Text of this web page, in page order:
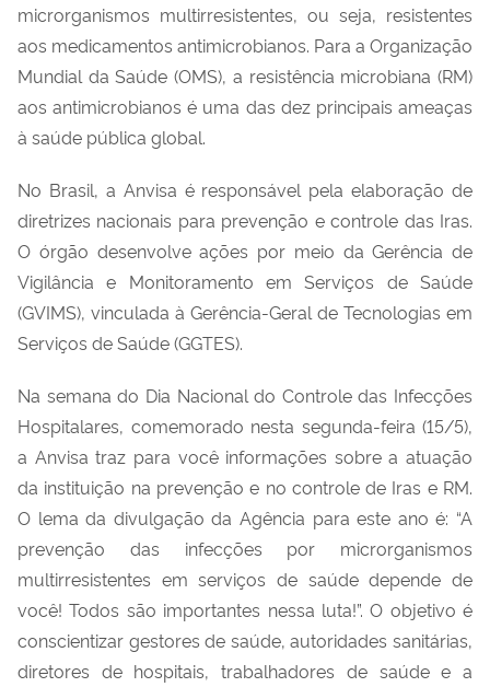
microrganismos multirresistentes, ou seja, resistentes
aos medicamentos antimicrobianos. Para a Organização
Mundial da Saúde (OMS), a resistência microbiana (RM)
aos antimicrobianosé uma das dezprincipais ameaças
à saúde pública global.
No Brasil, a Anvisa é responsável pela elaboração de
diretrizes nacionais para prevenção e controle das Iras.
O órgão desenvolve ações por meio da Gerência de
Vigilância e Monitoramento em Serviços de Saúde
(GVIMS), vinculada à Gerência-Geral de Tecnologias em
Serviços de Saúde (GGTES).
Na semana do Dia Nacional do Controle das Infecções
Hospitalares, comemorado nesta segunda-feira (15/5),
a Anvisa traz para você informações sobre a atuação
da instituição na prevenção e no controle de Iras e RM.
O lema da divulgação da Agência para este ano é: “A
prevenção das infecções por microrganismos
multirresistentes em serviços de saúde depende de
você! Todos são importantes nessa luta!”. O objetivo é
conscientizar gestores de saúde, autoridades sanitárias,
diretores de hospitais, trabalhadores de saúde e a